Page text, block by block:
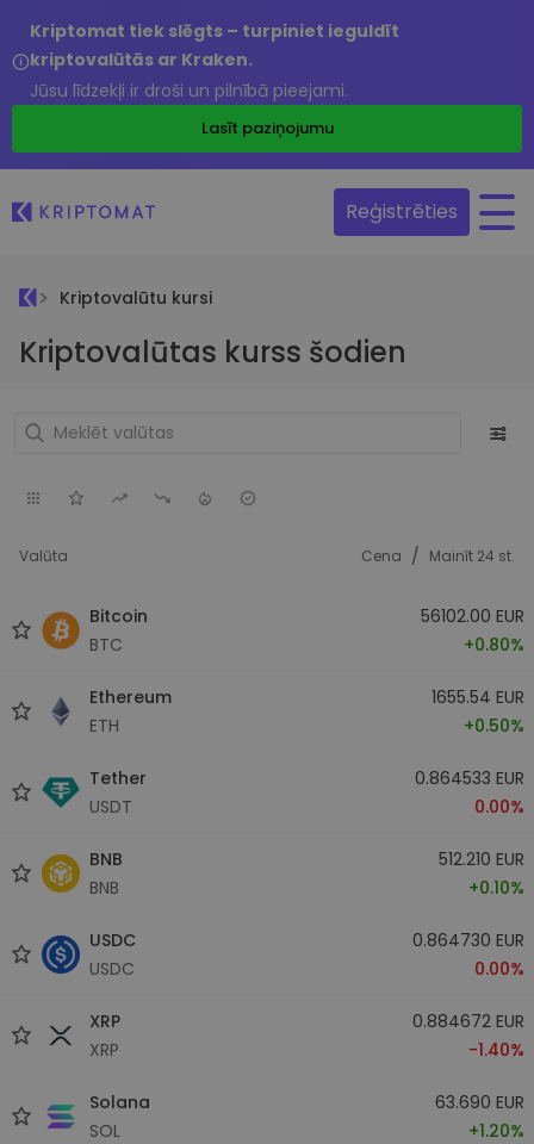
Kriptomat tiek slēgts – turpiniet ieguldīt
kriptovalūtās ar Kraken.
Jūsu līdzekļi ir droši un pilnībā pieejami.
Lasīt paziņojumu
Reģistrēties
Kriptovalūtu kursi
Kriptovalūtas kurss šodien
Valūta Cena / Mainīt 24 st.
Bitcoin
BTC
56102.00 EUR
+0.80%
Ethereum
ETH
1655.54 EUR
+0.50%
Tether
USDT
0.864533 EUR
0.00%
BNB
BNB
512.210 EUR
+0.10%
USDC
USDC
0.864730 EUR
0.00%
XRP
XRP
0.884672 EUR
-1.40%
Solana
SOL
63.690 EUR
+1.20%